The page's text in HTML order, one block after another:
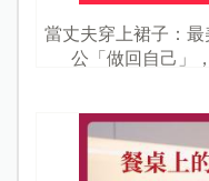
當丈夫穿上裙子：
公「做回自己」